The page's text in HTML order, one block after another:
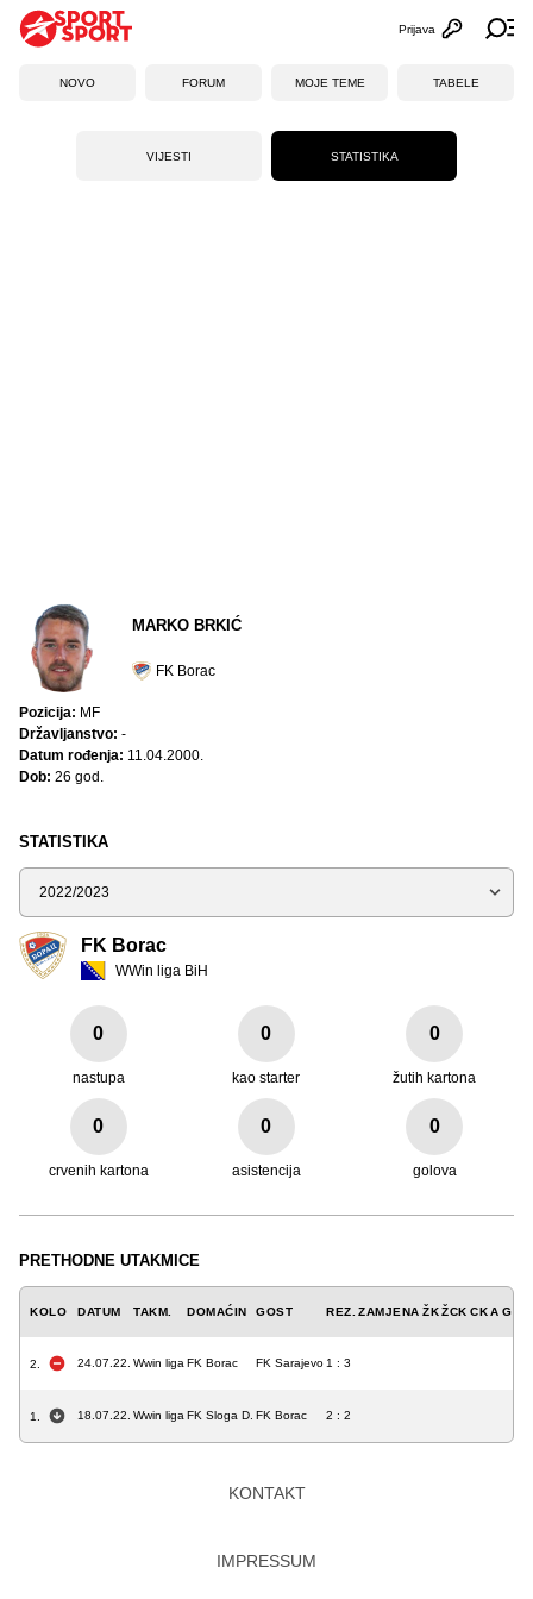
Otvori
Prijava
NOVO FORUM MOJE TEME TABELE
VIJESTI STATISTIKA
STATISTIKA
Sezona
FK Borac
WWin liga BiH
0
nastupa
0
kao starter
0
žutih kartona
0
crvenih kartona
0
asistencija
0
golova
PRETHODNE UTAKMICE
KOLO DATUM TAKM. DOMAĆIN GOST REZ. ZAMJENA ŽKŽCK CKA GOL
2. 24.07.22. Wwin liga FK Borac FK Sarajevo 1 : 3
1. 18.07.22. Wwin liga FK Sloga D. FK Borac 2 : 2
MARKO BRKIĆ
FK Borac
Pozicija: MF
Državljanstvo: -
Datum rođenja: 11.04.2000.
Dob: 26 god.
KONTAKT
IMPRESSUM